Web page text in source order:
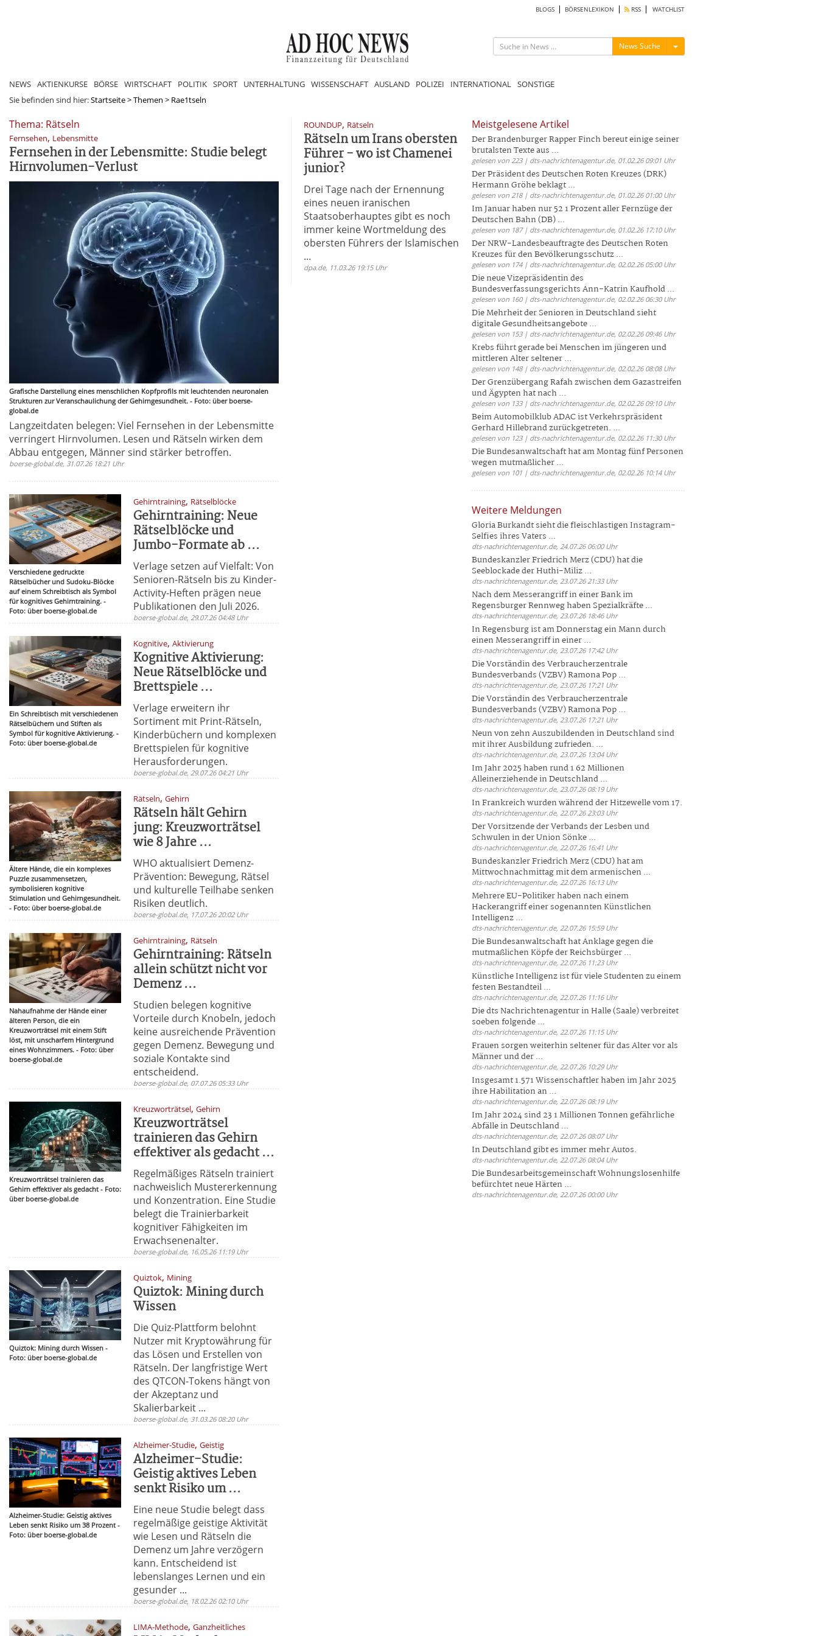
BLOGS BÖRSENLEXIKON RSS WATCHLIST
News Suche Menü ein-/ausblenden
NEWS AKTIENKURSE BÖRSE WIRTSCHAFT POLITIK SPORT UNTERHALTUNG WISSENSCHAFT AUSLAND POLIZEI INTERNATIONAL SONSTIGE
Sie befinden sind hier:Startseite>Themen > Rae1tseln
Thema: Rätseln
Fernsehen, Lebensmitte
Fernsehen in der Lebensmitte: Studie belegt
Hirnvolumen-Verlust
Grafische Darstellung eines menschlichen Kopfprofils mit leuchtenden neuronalen
Strukturen zur Veranschaulichung der Gehirngesundheit. - Foto: über boerse-
global.de
Langzeitdaten belegen: Viel Fernsehen in der Lebensmitte
verringert Hirnvolumen. Lesen und Rätseln wirken dem
Abbau entgegen, Männer sind stärker betroffen.
boerse-global.de, 31.07.26 18:21 Uhr
Verschiedene gedruckte
Rätselbücher und Sudoku-Blöcke
auf einem Schreibtisch als Symbol
für kognitives Gehirntraining. -
Foto: über boerse-global.de
Gehirntraining, Rätselblöcke
Gehirntraining: Neue
Rätselblöcke und
Jumbo-Formate ab ...
Verlage setzen auf Vielfalt: Von
Senioren-Rätseln bis zu Kinder-
Activity-Heften prägen neue
Publikationen den Juli 2026.
boerse-global.de, 29.07.26 04:48 Uhr
Ein Schreibtisch mit verschiedenen
Rätselbüchern und Stiften als
Symbol für kognitive Aktivierung. -
Foto: über boerse-global.de
Kognitive,Aktivierung
Kognitive Aktivierung:
Neue Rätselblöcke und
Brettspiele ...
Verlage erweitern ihr
Sortiment mit Print-Rätseln,
Kinderbüchern und komplexen
Brettspielen für kognitive
Herausforderungen.
boerse-global.de, 29.07.26 04:21 Uhr
Ältere Hände, die ein komplexes
Puzzle zusammensetzen,
symbolisieren kognitive
Stimulation und Gehirngesundheit.
- Foto: über boerse-global.de
Rätseln,Gehirn
Rätseln hält Gehirn
jung: Kreuzworträtsel
wie 8 Jahre ...
WHO aktualisiert Demenz-
Prävention: Bewegung, Rätsel
und kulturelle Teilhabe senken
Risiken deutlich.
boerse-global.de, 17.07.26 20:02 Uhr
Nahaufnahme der Hände einer
älteren Person, die ein
Kreuzworträtsel mit einem Stift
löst, mit unscharfem Hintergrund
eines Wohnzimmers. - Foto: über
boerse-global.de
Gehirntraining, Rätseln
Gehirntraining: Rätseln
allein schützt nicht vor
Demenz ...
Studien belegen kognitive
Vorteile durch Knobeln, jedoch
keine ausreichende Prävention
gegen Demenz. Bewegung und
soziale Kontakte sind
entscheidend.
boerse-global.de, 07.07.26 05:33 Uhr
Kreuzworträtsel trainieren das
Gehirn effektiver als gedacht - Foto:
über boerse-global.de
Kreuzworträtsel,Gehirn
Kreuzworträtsel
trainieren das Gehirn
effektiver als gedacht ...
Regelmäßiges Rätseln trainiert
nachweislich Mustererkennung
und Konzentration. Eine Studie
belegt die Trainierbarkeit
kognitiver Fähigkeiten im
Erwachsenenalter.
boerse-global.de, 16.05.26 11:19 Uhr
Quiztok: Mining durch Wissen -
Foto: über boerse-global.de
Quiztok, Mining
Quiztok: Mining durch
Wissen
Die Quiz-Plattform belohnt
Nutzer mit Kryptowährung für
das Lösen und Erstellen von
Rätseln. Der langfristige Wert
des QTCON-Tokens hängt von
der Akzeptanz und
Skalierbarkeit ...
boerse-global.de, 31.03.26 08:20 Uhr
Alzheimer-Studie: Geistig aktives
Leben senkt Risiko um 38 Prozent -
Foto: über boerse-global.de
Alzheimer-Studie,Geistig
Alzheimer-Studie:
Geistig aktives Leben
senkt Risiko um ...
Eine neue Studie belegt dass
regelmäßige geistige Aktivität
wie Lesen und Rätseln die
Demenz um Jahre verzögern
kann. Entscheidend ist
lebenslanges Lernen und ein
gesunder ...
boerse-global.de, 18.02.26 02:10 Uhr
LIMA-Methode,Ganzheitliches
ROUNDUP, Rätseln
Rätseln um Irans obersten
Führer - wo ist Chamenei
junior?
Drei Tage nach der Ernennung
eines neuen iranischen
Staatsoberhauptes gibt es noch
immer keine Wortmeldung des
obersten Führers der Islamischen
...
dpa.de, 11.03.26 19:15 Uhr
Meistgelesene Artikel
Der Brandenburger Rapper Finch bereut einige seiner
brutalsten Texte aus ...
gelesen von 223 | dts-nachrichtenagentur.de, 01.02.26 09:01 Uhr
Der Präsident des Deutschen Roten Kreuzes (DRK)
Hermann Gröhe beklagt ...
gelesen von 218 | dts-nachrichtenagentur.de, 01.02.26 01:00 Uhr
Im Januar haben nur 52 1 Prozent aller Fernzüge der
Deutschen Bahn (DB) ...
gelesen von 187 | dts-nachrichtenagentur.de, 01.02.26 17:10 Uhr
Der NRW-Landesbeauftragte des Deutschen Roten
Kreuzes für den Bevölkerungsschutz ...
gelesen von 174 | dts-nachrichtenagentur.de, 02.02.26 05:00 Uhr
Die neue Vizepräsidentin des
Bundesverfassungsgerichts Ann-Katrin Kaufhold ...
gelesen von 160 | dts-nachrichtenagentur.de, 02.02.26 06:30 Uhr
Die Mehrheit der Senioren in Deutschland sieht
digitale Gesundheitsangebote ...
gelesen von 153 | dts-nachrichtenagentur.de, 02.02.26 09:46 Uhr
Krebs führt gerade bei Menschen im jüngeren und
mittleren Alter seltener ...
gelesen von 148 | dts-nachrichtenagentur.de, 02.02.26 08:08 Uhr
Der Grenzübergang Rafah zwischen dem Gazastreifen
und Ägypten hat nach ...
gelesen von 133 | dts-nachrichtenagentur.de, 02.02.26 09:10 Uhr
Beim Automobilklub ADAC ist Verkehrspräsident
Gerhard Hillebrand zurückgetreten. ...
gelesen von 123 | dts-nachrichtenagentur.de, 02.02.26 11:30 Uhr
Die Bundesanwaltschaft hat am Montag fünf Personen
wegen mutmaßlicher ...
gelesen von 101 | dts-nachrichtenagentur.de, 02.02.26 10:14 Uhr
Weitere Meldungen
Gloria Burkandt sieht die fleischlastigen Instagram-
Selfies ihres Vaters ...
dts-nachrichtenagentur.de, 24.07.26 06:00 Uhr
Bundeskanzler Friedrich Merz (CDU) hat die
Seeblockade der Huthi-Miliz ...
dts-nachrichtenagentur.de, 23.07.26 21:33 Uhr
Nach dem Messerangriff in einer Bank im
Regensburger Rennweg haben Spezialkräfte ...
dts-nachrichtenagentur.de, 23.07.26 18:46 Uhr
In Regensburg ist am Donnerstag ein Mann durch
einen Messerangriff in einer ...
dts-nachrichtenagentur.de, 23.07.26 17:42 Uhr
Die Vorständin des Verbraucherzentrale
Bundesverbands (VZBV) Ramona Pop ...
dts-nachrichtenagentur.de, 23.07.26 17:21 Uhr
Die Vorständin des Verbraucherzentrale
Bundesverbands (VZBV) Ramona Pop ...
dts-nachrichtenagentur.de, 23.07.26 17:21 Uhr
Neun von zehn Auszubildenden in Deutschland sind
mit ihrer Ausbildung zufrieden. ...
dts-nachrichtenagentur.de, 23.07.26 13:04 Uhr
Im Jahr 2025 haben rund 1 62 Millionen
Alleinerziehende in Deutschland ...
dts-nachrichtenagentur.de, 23.07.26 08:19 Uhr
In Frankreich wurden während der Hitzewelle vom 17.
dts-nachrichtenagentur.de, 22.07.26 23:03 Uhr
Der Vorsitzende der Verbands der Lesben und
Schwulen in der Union Sönke ...
dts-nachrichtenagentur.de, 22.07.26 16:41 Uhr
Bundeskanzler Friedrich Merz (CDU) hat am
Mittwochnachmittag mit dem armenischen ...
dts-nachrichtenagentur.de, 22.07.26 16:13 Uhr
Mehrere EU-Politiker haben nach einem
Hackerangriff einer sogenannten Künstlichen
Intelligenz ...
dts-nachrichtenagentur.de, 22.07.26 15:59 Uhr
Die Bundesanwaltschaft hat Anklage gegen die
mutmaßlichen Köpfe der Reichsbürger ...
dts-nachrichtenagentur.de, 22.07.26 11:23 Uhr
Künstliche Intelligenz ist für viele Studenten zu einem
festen Bestandteil ...
dts-nachrichtenagentur.de, 22.07.26 11:16 Uhr
Die dts Nachrichtenagentur in Halle (Saale) verbreitet
soeben folgende ...
dts-nachrichtenagentur.de, 22.07.26 11:15 Uhr
Frauen sorgen weiterhin seltener für das Alter vor als
Männer und der ...
dts-nachrichtenagentur.de, 22.07.26 10:29 Uhr
Insgesamt 1.571 Wissenschaftler haben im Jahr 2025
ihre Habilitation an ...
dts-nachrichtenagentur.de, 22.07.26 08:19 Uhr
Im Jahr 2024 sind 23 1 Millionen Tonnen gefährliche
Abfälle in Deutschland ...
dts-nachrichtenagentur.de, 22.07.26 08:07 Uhr
In Deutschland gibt es immer mehr Autos.
dts-nachrichtenagentur.de, 22.07.26 08:04 Uhr
Die Bundesarbeitsgemeinschaft Wohnungslosenhilfe
befürchtet neue Härten ...
dts-nachrichtenagentur.de, 22.07.26 00:00 Uhr